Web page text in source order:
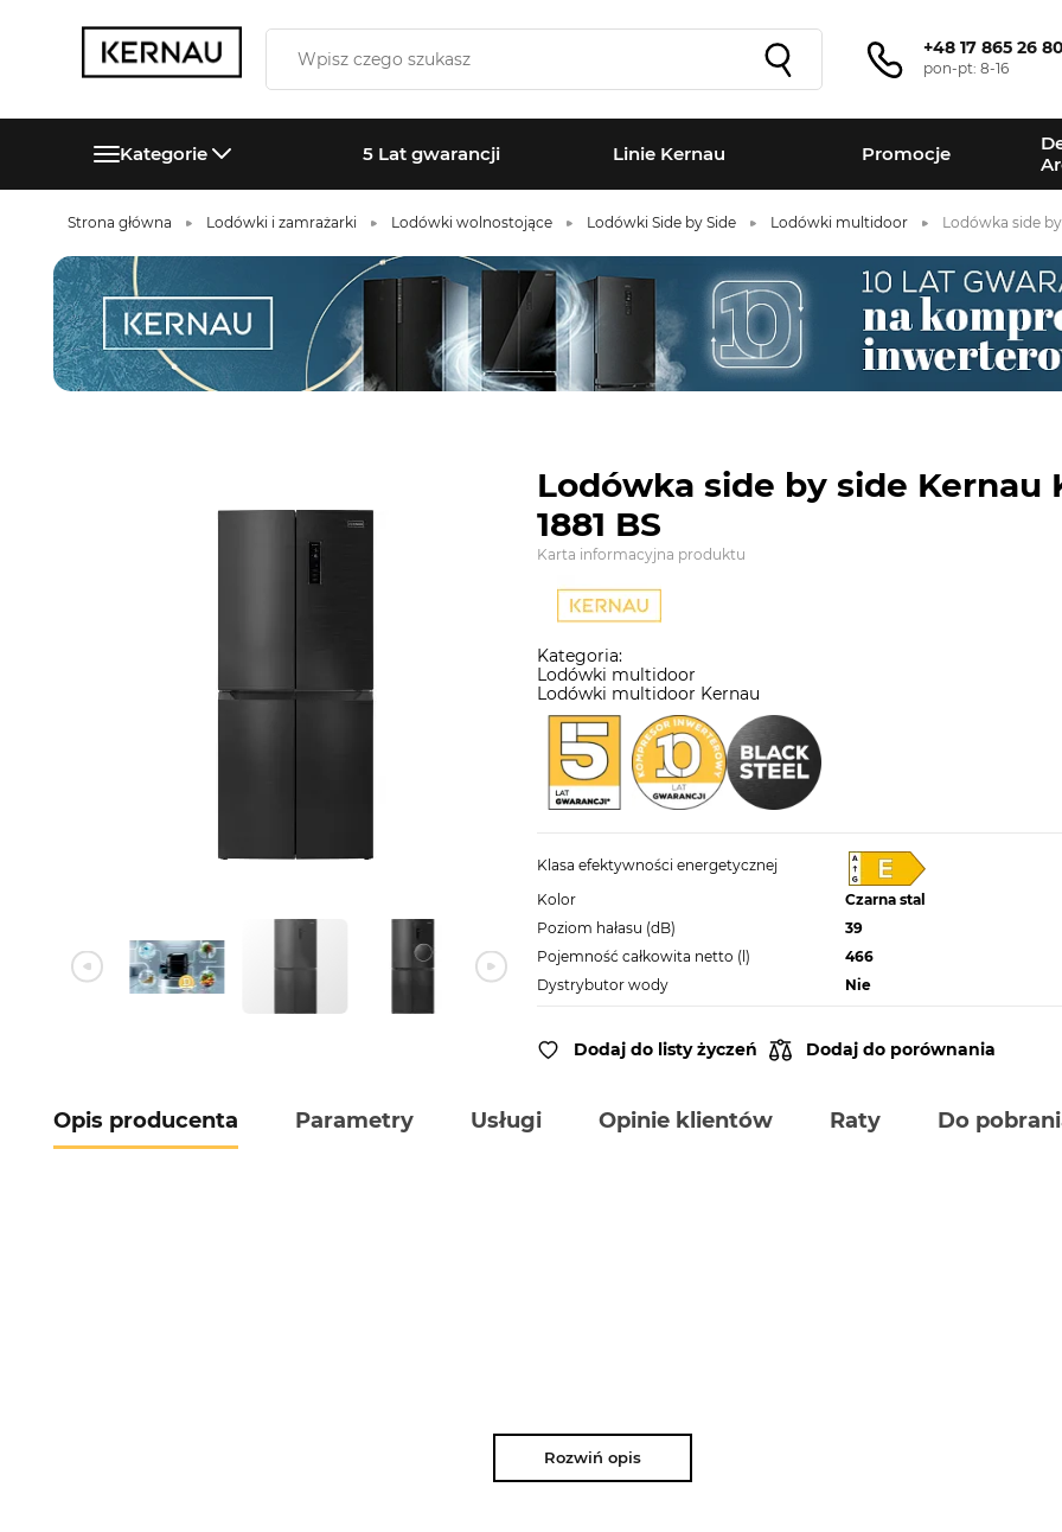
+48 17 865 26
pon-pt: 8-16
Kategorie 5 Lat gwarancji Linie Kernau Promocje
Strona główna Lodówki i zamrażarki Lodówki wolnostojące Lodówki Side by Side Lodówki multidoor Lodówka side by
Lodówka side by side Kernau
1881 BS
Karta informacyjna produktu
Kategoria:
Lodówki multidoor
Lodówki multidoor Kernau
Klasa efektywności energetycznej
Kolor
Czarna stal
Poziom hałasu (dB)
39
Pojemność całkowita netto (l)
466
Dystrybutor wody
Nie
Dodaj do listy życzeń Dodaj do porównania
Opis producenta Parametry Usługi Opinie klientów Raty Do
Rozwiń opis